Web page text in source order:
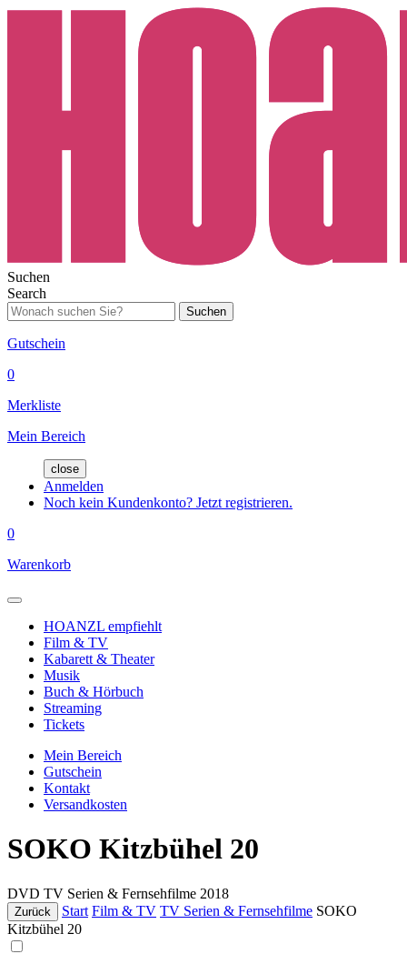
Suchen
Search
Suchen
Gutschein
0
Merkliste
Mein Bereich
close
Anmelden
Noch kein Kundenkonto? Jetzt registrieren.
0
Warenkorb
HOANZL empfiehlt
Film & TV
Kabarett & Theater
Musik
Buch & Hörbuch
Streaming
Tickets
Mein Bereich
Gutschein
Kontakt
Versandkosten
SOKO Kitzbühel 20
DVD TV Serien & Fernsehfilme 2018
Zurück Start Film & TV TV Serien & Fernsehfilme SOKO
Kitzbühel 20